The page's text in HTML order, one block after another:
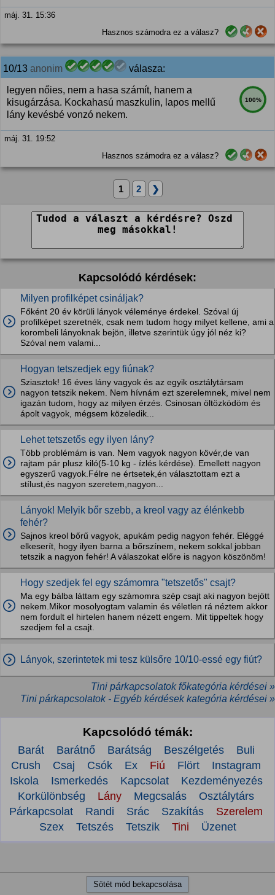
máj. 31. 15:36
Hasznos számodra ez a válasz?
10/13 anonim válasza:
100%
legyen nőies, nem a hasa számít, hanem a
kisugárzása. Kockahasú maszkulin, lapos mellű
lány kevésbé vonzó nekem.
máj. 31. 19:52
Hasznos számodra ez a válasz?
1 2 ❯
Kapcsolódó kérdések:
Milyen profilképet csináljak?
Főként 20 év körüli lányok véleménye érdekel. Szóval új
profilképet szeretnék, csak nem tudom hogy milyet kellene, ami a
korombeli lányoknak bejön, illetve szerintük úgy jól néz ki?
Szóval nem valami...
Hogyan tetszedjek egy fiúnak?
Sziasztok! 16 éves lány vagyok és az egyik osztálytársam
nagyon tetszik nekem. Nem hívnám ezt szerelemnek, mivel nem
igazán tudom, hogy az milyen érzés. Csinosan öltözködöm és
ápolt vagyok, mégsem közeledik...
Lehet tetszetős egy ilyen lány?
Több problémám is van. Nem vagyok nagyon kövér,de van
rajtam pár plusz kiló(5-10 kg - ízlés kérdése). Emellett nagyon
egyszerű vagyok.Félre ne értsetek,én választottam ezt a
stílust,és nagyon szeretem,nagyon...
Lányok! Melyik bőr szebb, a kreol vagy az élénkebb
fehér?
Sajnos kreol bőrű vagyok, apukám pedig nagyon fehér. Eléggé
elkeserít, hogy ilyen barna a bőrszínem, nekem sokkal jobban
tetszik a nagyon fehér! A válaszokat előre is nagyon köszönöm!
Hogy szedjek fel egy számomra "tetszetős" csajt?
Ma egy bálba láttam egy szàmomra szèp csajt aki nagyon bejött
nekem.Mikor mosolyogtam valamin és véletlen rá néztem akkor
nem fordult el hirtelen hanem nézett engem. Mit tippeltek hogy
szedjem fel a csajt.
Lányok, szerintetek mi tesz külsőre 10/10-essé egy fiút?
Tini párkapcsolatok főkategória kérdései »
Tini párkapcsolatok - Egyéb kérdések kategória kérdései »
Kapcsolódó témák:
Barát Barátnő Barátság Beszélgetés
Buli
Crush
Csaj Csók Ex Fiú Flört
Instagram
Iskola
Ismerkedés Kapcsolat
Kezdeményezés
Korkülönbség
Lány Megcsalás
Osztálytárs
Párkapcsolat
Randi Srác Szakítás
Szerelem
Szex
Tetszés Tetszik Tini Üzenet
Sötét mód bekapcsolása